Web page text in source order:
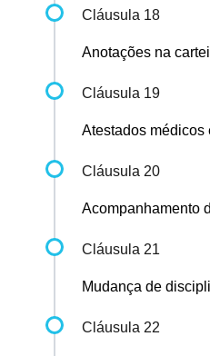
Cláusula 18
Anotações na
Cláusula 19
Atestados médicos
Cláusula 20
Acompanhamento
Cláusula 21
Mudança de
Cláusula 22